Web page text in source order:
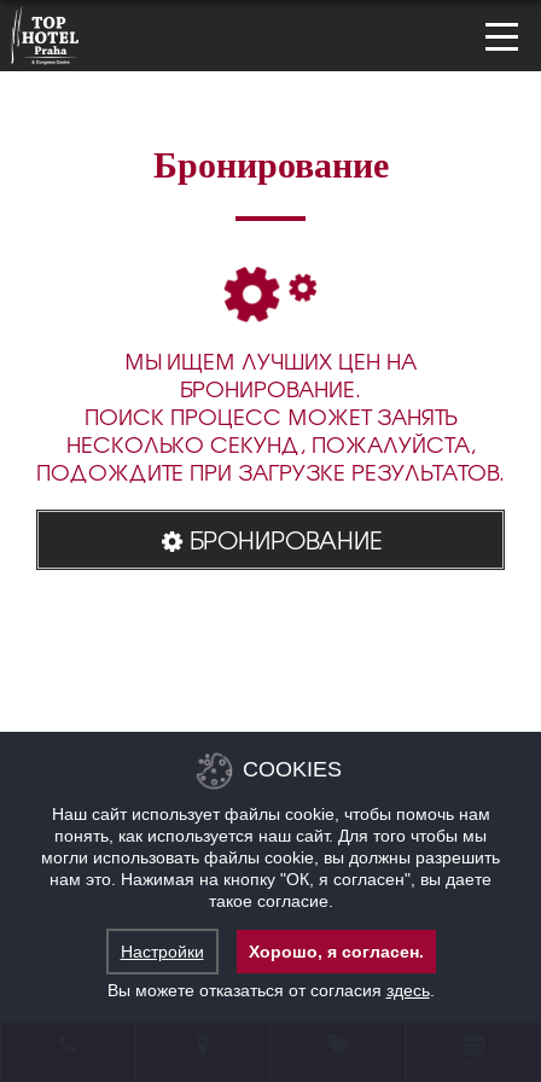
Бронирование
МЫ ИЩЕМ ЛУЧШИХ ЦЕН НА
БРОНИРОВАНИЕ.
ПОИСК ПРОЦЕСС МОЖЕТ ЗАНЯТЬ
НЕСКОЛЬКО СЕКУНД, ПОЖАЛУЙСТА,
ПОДОЖДИТЕ ПРИ ЗАГРУЗКЕ РЕЗУЛЬТАТОВ.
БРОНИРОВАНИЕ
COOKIES
Наш сайт использует файлы cookie, чтобы помочь нам
понять, как используется наш сайт. Для того чтобы мы
могли использовать файлы cookie, вы должны разрешить
нам это. Нажимая на кнопку "ОК, я согласен", вы даете
такое согласие.
Настройки
Хорошо, я согласен.
Вы можете отказаться от согласия здесь.